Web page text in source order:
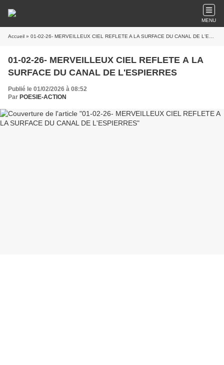
MENU
Accueil » 01-02-26- MERVEILLEUX CIEL REFLETE A LA SURFACE DU CANAL DE L'ESPIERRES
01-02-26- MERVEILLEUX CIEL REFLETE A LA
SURFACE DU CANAL DE L'ESPIERRES
Publié le 01/02/2026 à 08:52
Par POESIE-ACTION